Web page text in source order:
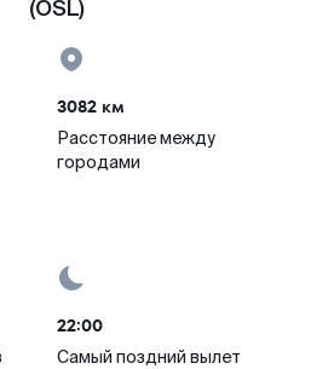
(OSL)
3082 км
Расстояние между
городами
22:00
Самый поздний вылет